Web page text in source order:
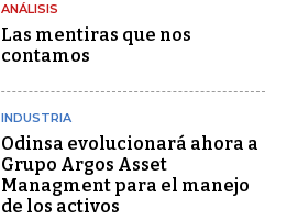
ANÁLISIS
Las mentiras que nos
contamos
INDUSTRIA
Odinsa evolucionará ahora a
Grupo Argos Asset
Managment para el manejo
de los activos